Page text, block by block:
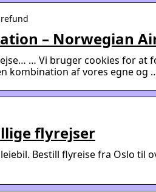
– Norwegian
… Vi bruger cookies for at
kombination af vores egne og
flyrejser
Bestill flyreise fra Oslo til